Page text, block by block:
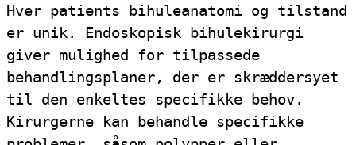
Hver patients bihuleanatomi og tilstand
er unik. Endoskopisk bihulekirurgi
giver mulighed for tilpassede
behandlingsplaner, der er skræddersyet
til den enkeltes specifikke behov.
Kirurgerne kan behandle specifikke